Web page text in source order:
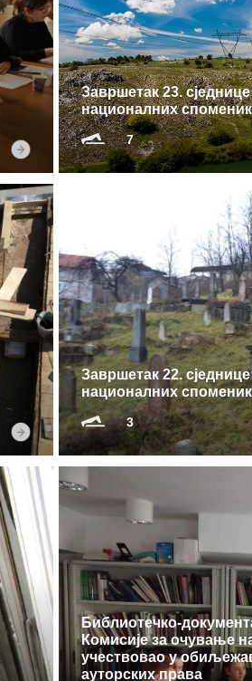
Завршетак 23.
националних
7
Завршетак 22.
националних
3
Библиотечко-
Комисије за очување
учествовао у
ауторских права